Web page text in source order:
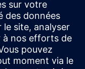
Digital Twin of
environment with